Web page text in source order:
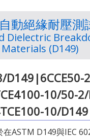
動絕緣耐壓
Dielectric
(D149)
10/50-
10/D149
在ASTM D149與IEC